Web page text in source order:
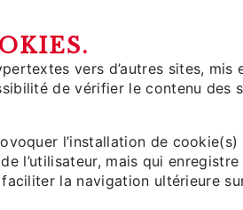
vers d’autres sites,
de vérifier le contenu des
l’installation de cookie(s)
l’utilisateur, mais qui
la navigation ultérieure